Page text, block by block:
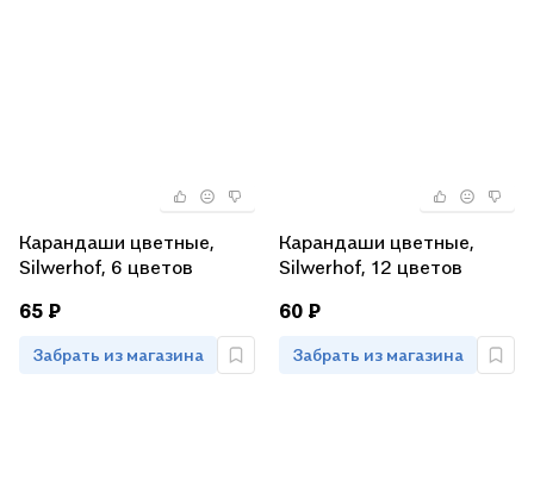
Карандаши цветные,
Silwerhof, 6 цветов
65 ₽
Забрать из магазина
Карандаши цветные,
Silwerhof, 12 цветов
60 ₽
Забрать из магазина